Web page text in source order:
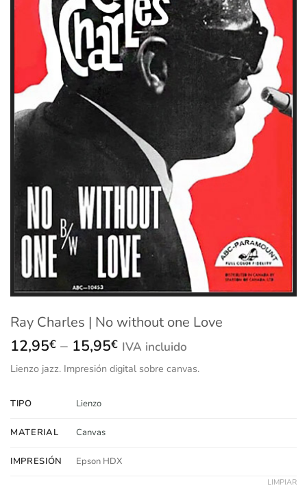
Ray Charles | No without one Love
12,95€ – 15,95€Price
12,95€
IVA incluido
Lienzo jazz. Impresión digital sobre canvas.
TIPO Lienzo
MATERIAL Canvas
IMPRESIÓN Epson HDX
LIMPIAR